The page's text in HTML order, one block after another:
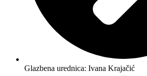
Glazbena urednica: Ivana Krajačić